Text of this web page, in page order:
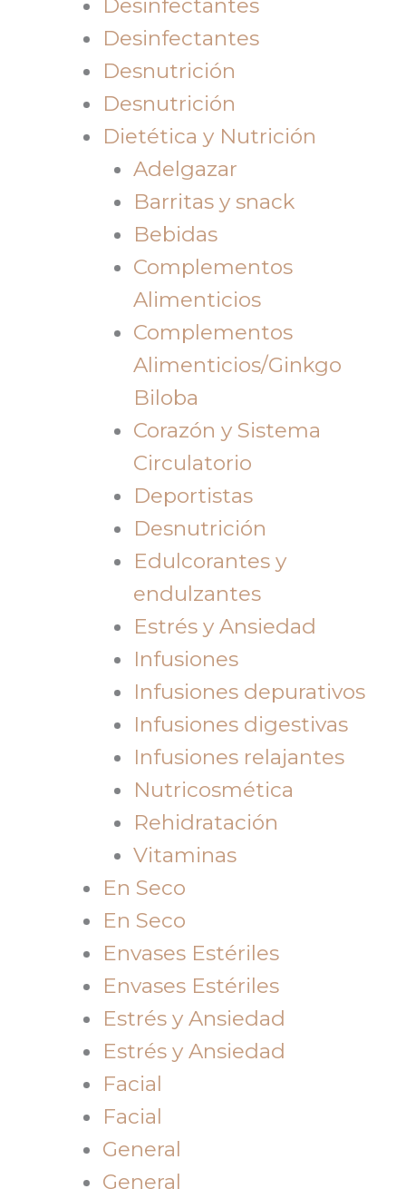
Desinfectantes
Desinfectantes
Desnutrición
Desnutrición
Dietética y Nutrición
Adelgazar
Barritas y snack
Bebidas
Complementos
Alimenticios
Complementos
Alimenticios/Ginkgo
Biloba
Corazón y Sistema
Circulatorio
Deportistas
Desnutrición
Edulcorantes y
endulzantes
Estrés y Ansiedad
Infusiones
Infusiones depurativos
Infusiones digestivas
Infusiones relajantes
Nutricosmética
Rehidratación
Vitaminas
En Seco
En Seco
Envases Estériles
Envases Estériles
Estrés y Ansiedad
Estrés y Ansiedad
Facial
Facial
General
General